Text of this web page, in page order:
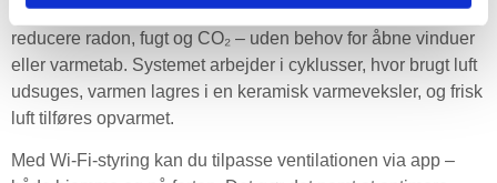
DUKA One S6 Plus Wi-Fi forbedrer dit indeklima ved at
reducere radon, fugt og CO₂ – uden behov for åbne vinduer
eller varmetab. Systemet arbejder i cyklusser, hvor brugt luft
udsuges, varmen lagres i en keramisk varmeveksler, og frisk
luft tilføres opvarmet.
Med Wi-Fi-styring kan du tilpasse ventilationen via app –